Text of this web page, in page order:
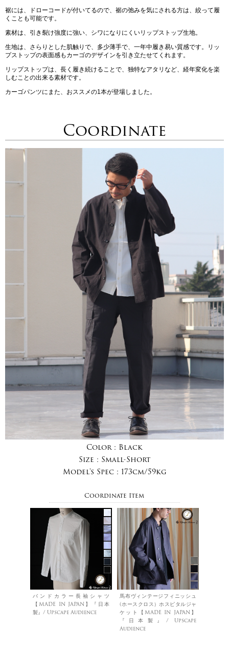
裾には、ドローコードが付いてるので、裾の弛みを気にされる方は、絞って履
くことも可能です。
素材は、引き裂け強度に強い、シワになりにくいリップストップ生地。
生地は、さらりとした肌触りで、多少薄手で、一年中履き易い質感です。リッ
プストップの表面感もカーゴのデザインを引き立たせてくれます。
リップストップは、長く履き続けることで、独特なアタリなど、経年変化を楽
しむことの出来る素材です。
カーゴパンツにまた、おススメの1本が登場しました。
Coordinate
Color : Black
Size : Small-Short
Model's Spec : 173cm/59kg
Coordinate Item
バンドカラー長袖シャツ
【MADE IN JAPAN】『日本
製』/ Upscape Audience
馬布ヴィンテージフィニッシュ
(ホースクロス）ホスピタルジャ
ケット【MADE IN JAPAN】
『日本製』/ Upscape
Audience